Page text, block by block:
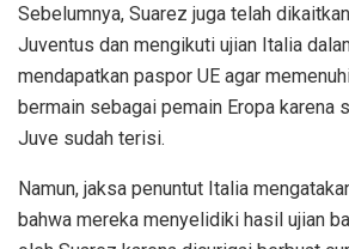
Sebelumnya, Suarez juga telah
Juventus dan mengikuti ujian Italia
mendapatkan paspor UE agar
bermain sebagai pemain Eropa karena
Juve sudah terisi.
Namun, jaksa penuntut Italia
bahwa mereka menyelidiki hasil ujian